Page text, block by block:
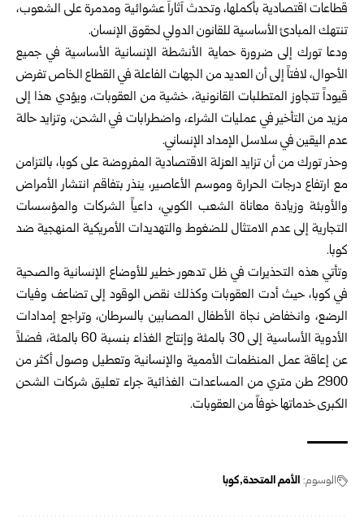
قطاعات اقتصادية بأكملها، وتحدث آثاراً عشوائية ومدمرة على الشعوب،
تنتهك المبادئ الأساسية للقانون الدولي لحقوق الإنسان.
ودعا تورك إلى ضرورة حماية الأنشطة الإنسانية الأساسية في جميع
الأحوال، لافتاً إلى أن العديد من الجهات الفاعلة في القطاع الخاص تفرض
قيوداً تتجاوز المتطلبات القانونية، خشية من العقوبات، ويؤدي هذا إلى
مزيد من التأخير في عمليات الشراء، واضطرابات في الشحن، وتزايد حالة
عدم اليقين في سلاسل الإمداد الإنساني.
وحذر تورك من أن تزايد العزلة الاقتصادية المفروضة على كوبا، بالتزامن
مع ارتفاع درجات الحرارة وموسم الأعاصير، ينذر بتفاقم انتشار الأمراض
والأوبئة وزيادة معاناة الشعب الكوبي، داعياً الشركات والمؤسسات
التجارية إلى عدم الامتثال للضغوط والتهديدات الأمريكية المنهجية ضد
كوبا.
وتأتي هذه التحذيرات في ظل تدهور خطير للأوضاع الإنسانية والصحية
في كوبا، حيث أدت العقوبات وكذلك نقص الوقود إلى تضاعف وفيات
الرضع، وانخفاض نجاة الأطفال المصابين بالسرطان، وتراجع إمدادات
الأدوية الأساسية إلى 30 بالمئة وإنتاج الغذاء بنسبة 60 بالمئة، فضلاً
عن إعاقة عمل المنظمات الأممية والإنسانية وتعطيل وصول أكثر من
2900 طن متري من المساعدات الغذائية جراء تعليق شركات الشحن
الكبرى خدماتها خوفاً من العقوبات.
الوسوم: الأمم المتحدة كوبا